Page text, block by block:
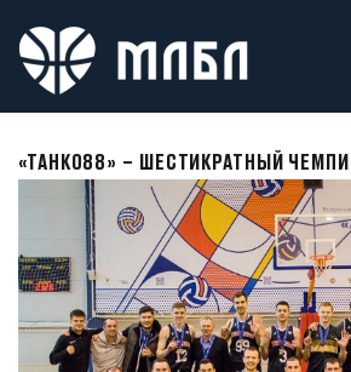
«ТАНК088» – ШЕСТИКРАТНЫЙ